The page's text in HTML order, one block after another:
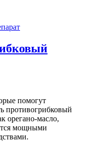
помогут
противогрибковый
орегано-масло,
мощными